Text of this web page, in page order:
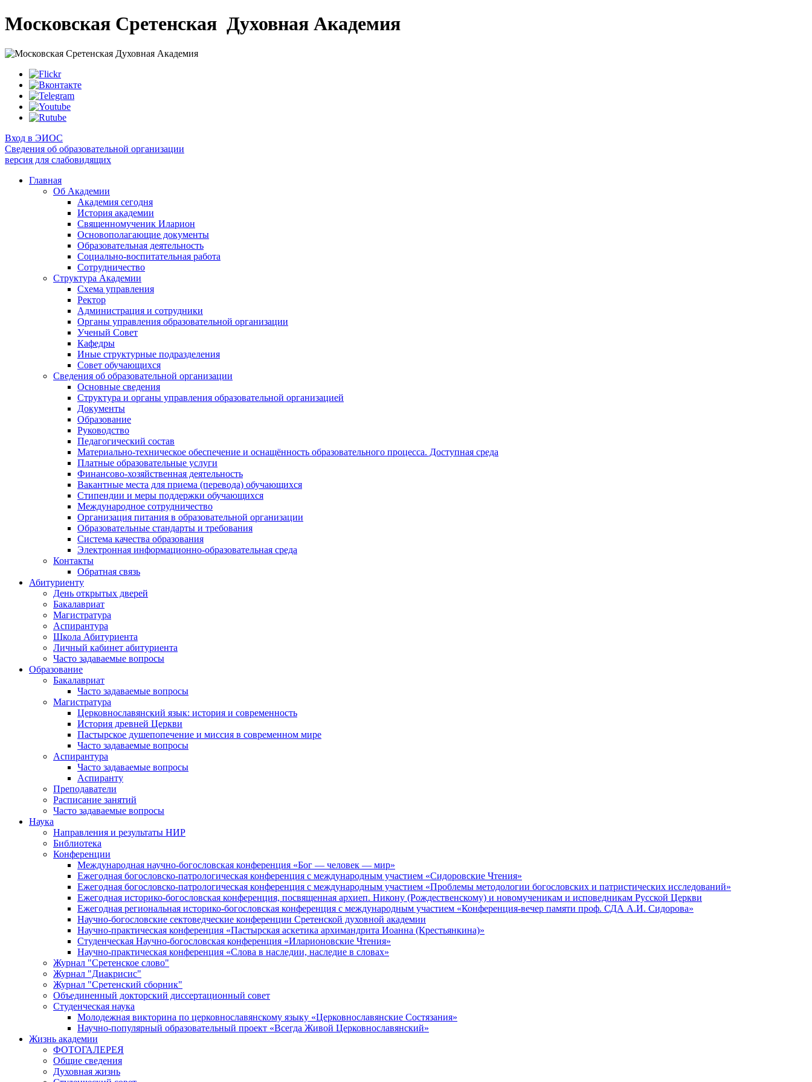
Московская Сретенская Духовная Академия
Вход в ЭИОС
Сведения об образовательной организации
версия для слабовидящих
Главная
Об Академии
Академия сегодня
История академии
Священномученик Иларион
Основополагающие документы
Образовательная деятельность
Социально-воспитательная работа
Сотрудничество
Структура Академии
Схема управления
Ректор
Администрация и сотрудники
Органы управления образовательной организации
Ученый Совет
Кафедры
Иные структурные подразделения
Совет обучающихся
Сведения об образовательной организации
Основные сведения
Структура и органы управления образовательной организацией
Документы
Образование
Руководство
Педагогический состав
Материально-техническое обеспечение и оснащённость образовательного процесса. Доступная среда
Платные образовательные услуги
Финансово-хозяйственная деятельность
Вакантные места для приема (перевода) обучающихся
Стипендии и меры поддержки обучающихся
Международное сотрудничество
Организация питания в образовательной организации
Образовательные стандарты и требования
Система качества образования
Электронная информационно-образовательная среда
Контакты
Обратная связь
Абитуриенту
День открытых дверей
Бакалавриат
Магистратура
Аспирантура
Школа Абитуриента
Личный кабинет абитуриента
Часто задаваемые вопросы
Образование
Бакалавриат
Часто задаваемые вопросы
Магистратура
Церковнославянский язык: история и современность
История древней Церкви
Пастырское душепопечение и миссия в современном мире
Часто задаваемые вопросы
Аспирантура
Часто задаваемые вопросы
Аспиранту
Преподаватели
Расписание занятий
Часто задаваемые вопросы
Наука
Направления и результаты НИР
Библиотека
Конференции
Международная научно-богословская конференция «Бог — человек — мир»
Ежегодная богословско-патрологическая конференция с международным участием «Сидоровские Чтения»
Ежегодная богословско-патрологическая конференция с международным участием «Проблемы методологии богословских и патристических исследований»
Ежегодная историко-богословская конференция, посвященная архиеп. Никону (Рождественскому) и новомученикам и исповедникам Русской Церкви
Ежегодная региональная историко-богословская конференция с международным участием «Конференция-вечер памяти проф. СДА А.И. Сидорова»
Научно-богословские сектоведческие конференции Сретенской духовной академии
Научно-практическая конференция «Пастырская аскетика архимандрита Иоанна (Крестьянкина)»
Студенческая Научно-богословская конференция «Иларионовские Чтения»
Научно-практическая конференция «Cлова в наследии, наследие в словах»
Журнал "Сретенское слово"
Журнал "Диакрисис"
Журнал "Сретенский сборник"
Объединенный докторский диссертационный совет
Студенческая наука
Молодежная викторина по церковнославянскому языку «Церковнославянские Состязания»
Научно-популярный образовательный проект «Всегда Живой Церковнославянский»
Жизнь академии
ФОТОГАЛЕРЕЯ
Общие сведения
Духовная жизнь